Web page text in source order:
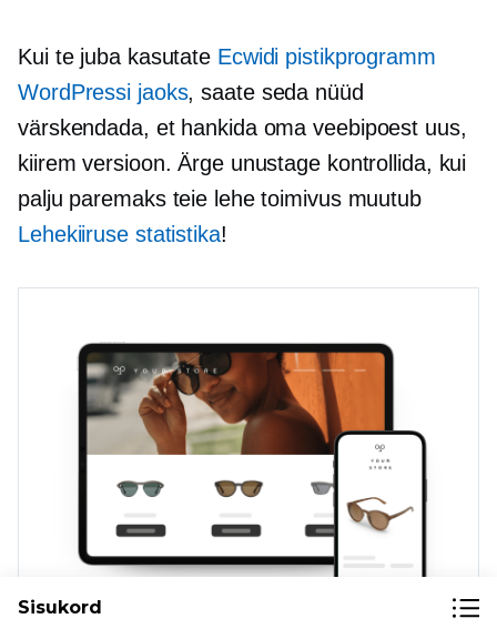
Kui te juba kasutate Ecwidi pistikprogramm
WordPressi jaoks, saate seda nüüd
värskendada, et hankida oma veebipoest uus,
kiirem versioon. Ärge unustage kontrollida, kui
palju paremaks teie lehe toimivus muutub
Lehekiiruse statistika!
Sisukord